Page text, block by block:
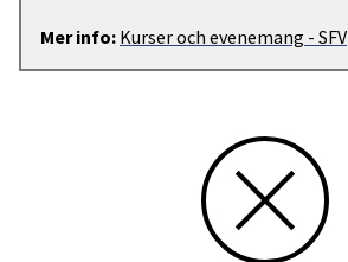
Mer info: Kurser och evenemang - SFV